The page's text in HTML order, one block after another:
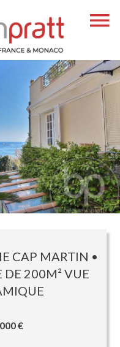
CAP MARTIN •
DE 200M² VUE
€